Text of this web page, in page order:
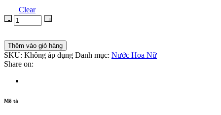
Clear
Thêm vào giỏ hàng
SKU: Không áp dụng Danh mục: Nước Hoa Nữ
Share on:
Mô tả